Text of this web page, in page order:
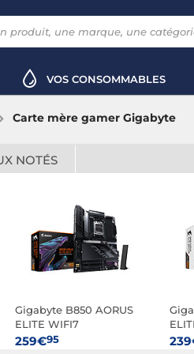
VOS CONSOMMABLES
Carte mère gamer Gigabyte
NOTÉS
Gigabyte B850 AORUS
ELITE WIFI7
259€95